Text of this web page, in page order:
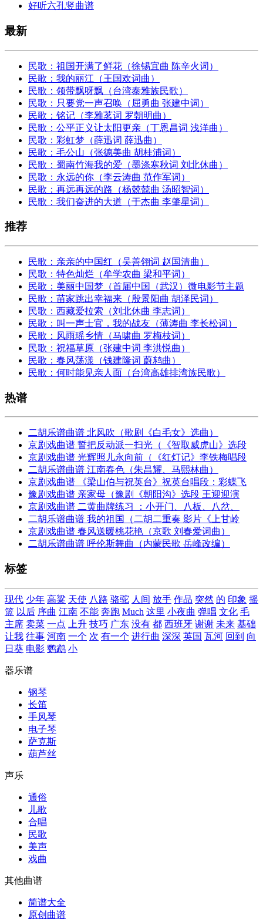
好听六孔竖曲谱
最新
民歌：祖国开满了鲜花（徐锡宜曲 陈辛火词）
民歌：我的丽江（王国欢词曲）
民歌：领带飘呀飘（台湾泰雅族民歌）
民歌：只要党一声召唤（屈勇曲 张建中词）
民歌：铭记（李雅茗词 罗朝明曲）
民歌：公平正义让太阳更亲（丁恩昌词 浅洋曲）
民歌：彩虹梦（薛迅词 薛迅曲）
民歌：毛公山（张德美曲 胡桂浦词）
民歌：蜀南竹海我的爱（墨涤寒秋词 刘北休曲）
民歌：永远的你（李云涛曲 范作军词）
民歌：再远再远的路（杨兢兢曲 汤昭智词）
民歌：我们奋进的大道（于杰曲 李肇星词）
推荐
民歌：亲亲的中国红（吴善翎词 赵国清曲）
民歌：特色灿烂（牟学农曲 梁和平词）
民歌：美丽中国梦（首届中国（武汉）微电影节主题
民歌：苗家跳出幸福来（殷景阳曲 胡泽民词）
民歌：西藏爱拉索（刘北休曲 李志词）
民歌：叫一声士官，我的战友（薄涛曲 李长松词）
民歌：风雨瑶乡情（马啸曲 罗梅枝词）
民歌：祝福草原（张建中词 李洪悦曲）
民歌：春风荡漾（钱建隆词 蔚鸫曲）
民歌：何时能见亲人面（台湾高雄排湾族民歌）
热谱
二胡乐谱曲谱 北风吹（歌剧《白毛女》选曲）
京剧戏曲谱 誓把反动派一扫光（《智取威虎山》选段
京剧戏曲谱 光辉照儿永向前（《红灯记》李铁梅唱段
二胡乐谱曲谱 江南春色（朱昌耀、马熙林曲）
京剧戏曲谱 《梁山伯与祝英台》祝英台唱段：彩蝶飞
豫剧戏曲谱 亲家母（豫剧《朝阳沟》选段 王迎迎演
京剧戏曲谱 二黄曲牌练习 ：小开门、八板、八岔、
二胡乐谱曲谱 我的祖国（二胡二重奏 影片《上甘岭
京剧戏曲谱 春风送暖桃花艳（京歌 刘春爱词曲）
二胡乐谱曲谱 呼伦斯舞曲（内蒙民歌 岳峰改编）
标签
现代 少年 高粱 天使 八路 骆驼 人间 放手 作品 突然 的 印象 摇
篮 以后 序曲 江南 不能 奔跑 Much 这里 小夜曲 弹唱 文化 毛
主席 卖菜 一点 上升 技巧 广东 没有 都 西班牙 谢谢 未来 基础
让我 往事 河南 一个 次 有一个 进行曲 深深 英国 瓦河 回到 向
日葵 电影 鹦鹉 小
器乐谱
钢琴
长笛
手风琴
电子琴
萨克斯
葫芦丝
声乐
通俗
儿歌
合唱
民歌
美声
戏曲
其他曲谱
简谱大全
原创曲谱